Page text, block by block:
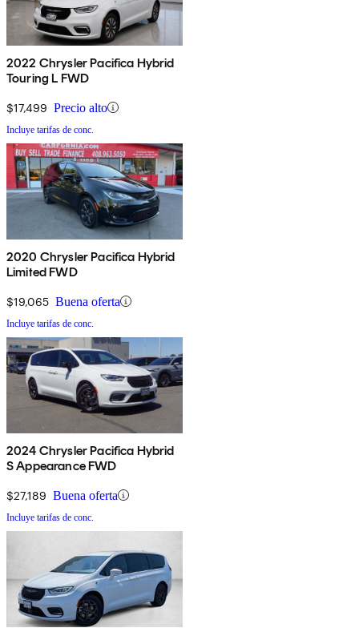
2022 Chrysler Pacifica Hybrid
Touring L FWD
$17,499 Precio alto
Incluye tarifas de conc.
2020 Chrysler Pacifica Hybrid
Limited FWD
$19,065 Buena oferta
Incluye tarifas de conc.
2024 Chrysler Pacifica Hybrid
S Appearance FWD
$27,189 Buena oferta
Incluye tarifas de conc.